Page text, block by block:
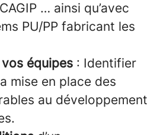
… ainsi qu’avec
PU/PP fabricant les
équipes : Identifier
mise en place des
au développement